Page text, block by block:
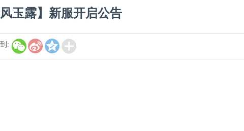
购卡充值
买5级宝石。
玉露】新服开启公告
: 